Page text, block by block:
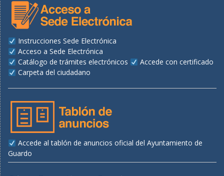
Instrucciones Sede Electrónica
Acceso a Sede Electrónica
Catálogo de trámites electrónicos
Accede con certificado
Carpeta del ciudadano
Accede al tablón de anuncios oficial del Ayuntamiento de
Guardo